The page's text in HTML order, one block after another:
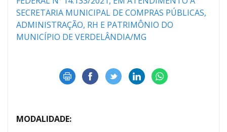
SECRETARIA MUNICIPAL DE COMPRAS PÚBLICAS,
ADMINISTRAÇÃO, RH E PATRIMÔNIO DO
MUNICÍPIO DE VERDELÂNDIA/MG
MODALIDADE: